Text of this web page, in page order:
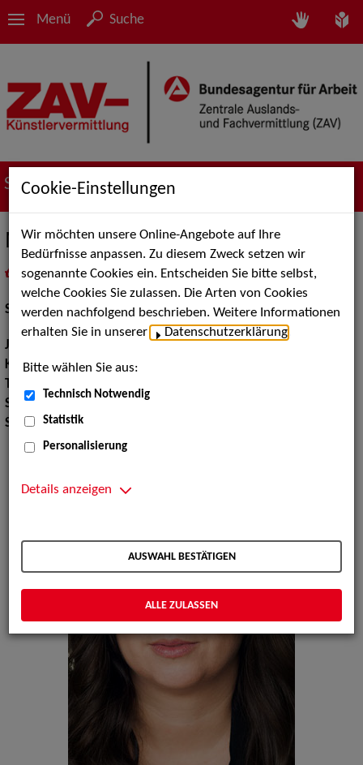
Menü Suche
Suche nach Künstler*innen
Marylin Pardo
als PDF speichern
inMeine Merklistelegen
Schauspiel:Film und TV
Jahrgang:
Körpergröße:162 cm
Tanz:
Sport:
Aikido, Judo, Skilaufen
Sprachen:Englisch, Französisch, Italienisch, Spanisch
Cookie-Einstellungen
Wir möchten unsere Online-Angebote auf Ihre
Bedürfnisse anpassen. Zu diesem Zweck setzen wir
sogenannte Cookies ein. Entscheiden Sie bitte selbst,
welche Cookies Sie zulassen. Die Arten von Cookies
werden nachfolgend beschrieben. Weitere Informationen
erhalten Sie in unserer
Datenschutzerklärung
Bitte wählen Sie aus:
Technisch Notwendig
Statistik
Personalisierung
Details anzeigen
AUSWAHL BESTÄTIGEN
ALLE ZULASSEN